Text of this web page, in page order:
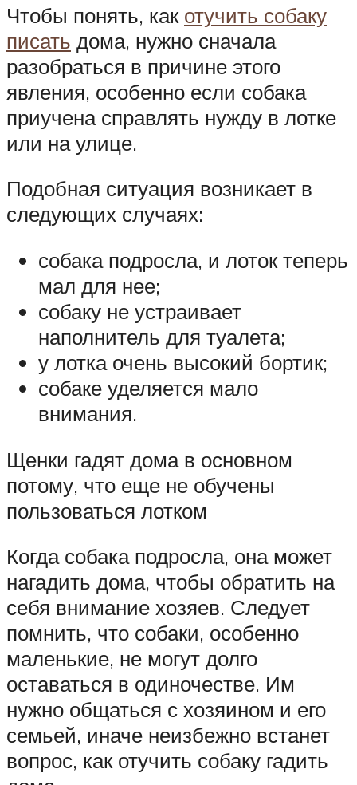
Чтобы понять, как отучить собаку
писать дома, нужно сначала
разобраться в причине этого
явления, особенно если собака
приучена справлять нужду в лотке
или на улице.
Подобная ситуация возникает в
следующих случаях:
собака подросла, и лоток теперь
мал для нее;
собаку не устраивает
наполнитель для туалета;
у лотка очень высокий бортик;
собаке уделяется мало
внимания.
Щенки гадят дома в основном
потому, что еще не обучены
пользоваться лотком
Когда собака подросла, она может
нагадить дома, чтобы обратить на
себя внимание хозяев. Следует
помнить, что собаки, особенно
маленькие, не могут долго
оставаться в одиночестве. Им
нужно общаться с хозяином и его
семьей, иначе неизбежно встанет
вопрос, как отучить собаку гадить